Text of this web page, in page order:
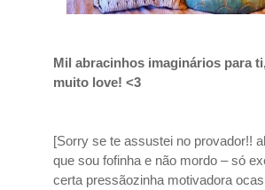
Mil abracinhos imaginários para
muito love! <3
[Sorry se te assustei no provador!!
que sou fofinha e não mordo – só
certa pressãozinha motivadora